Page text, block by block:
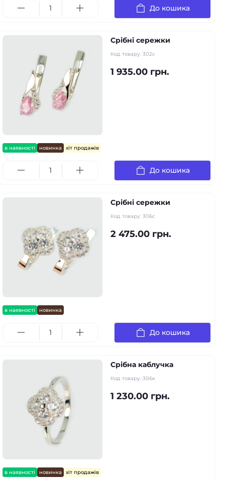
До кошика
в наявності новинка хіт продажів
Срібні сережки
Код товару: 302с
1 935.00 грн.
До кошика
в наявності новинка
Срібні сережки
Код товару: 306с
2 475.00 грн.
До кошика
в наявності новинка хіт продажів
Срібна каблучка
Код товару: 306к
1 230.00 грн.